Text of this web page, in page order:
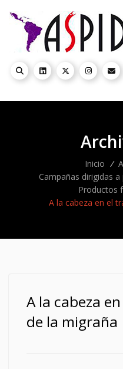
Inicio /
Campañas dirigidas
Productos
A la cabeza en el
A la cabeza
de la migraña